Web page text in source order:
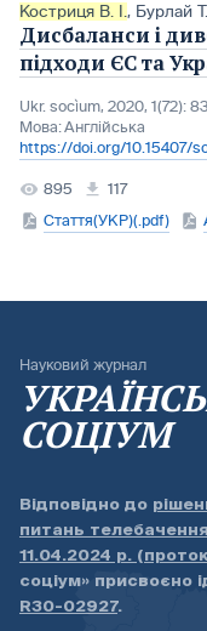
Костриця В. І. , Бурлай
Дисбаланси і
підходи ЄС та
Ukr. socìum, 2020, 1(72):
Мова:Англійська
https://doi.org/10.15407/
895
117
Стаття(УКР)(.pdf)
Науковий журнал
СОЦІУМ
Відповідно до
питань
11.04.2024 р.
соціум» присвоєно
R30-02927.